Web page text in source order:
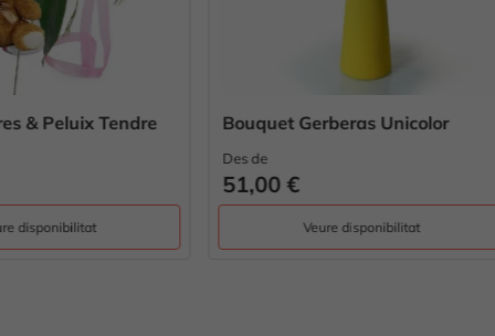
Gerberas Unicolor
Veure disponibilitat
Jamaica Flowers & Peluix
69,00 €
Veure disponibilitat